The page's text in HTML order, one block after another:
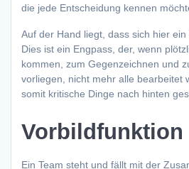
die jede Entscheidung kennen
Auf der Hand liegt, dass sich hier
Dies ist ein Engpass, der, wenn
kommen, zum Gegenzeichnen und
vorliegen, nicht mehr alle bearbeitet
somit kritische Dinge nach hinten
Vorbildfunktion
Ein Team steht und fällt mit der